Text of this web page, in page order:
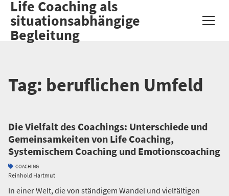
Life Coaching als
situationsabhängige
Begleitung
Tag: beruflichen Umfeld
Die Vielfalt des Coachings: Unterschiede und
Gemeinsamkeiten von Life Coaching,
Systemischem Coaching und Emotionscoaching
Categories
COACHING
Author
Reinhold Hartmut
In einer Welt, die von ständigem Wandel und vielfältigen